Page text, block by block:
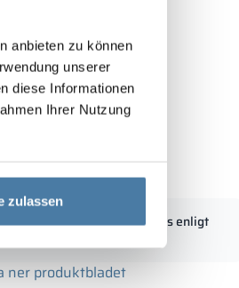
anbieten zu können
unserer
diese Informationen
Ihrer Nutzung
zulassen
1200/1800 - 18433
Standardmått kan modifieras enligt
ner produktbladet